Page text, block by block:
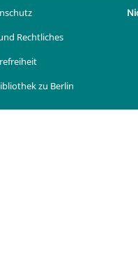
Rechtliches
zu Berlin